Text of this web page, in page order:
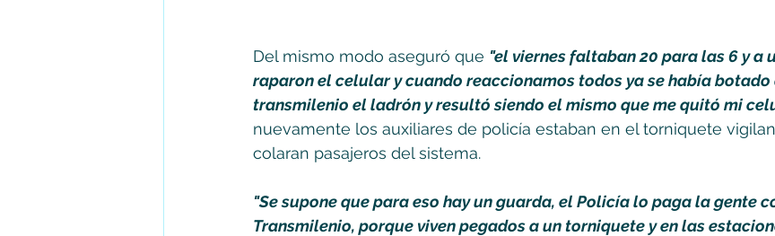
Del mismo modo aseguró que "el viernes faltaban 20 para las 6 y a
raparon el celular y cuando reaccionamos todos ya se había
transmilenio el ladrón y resultó siendo el mismo que me quitó mi
nuevamente los auxiliares de policía estaban en el torniquete
colaran pasajeros del sistema.
"Se supone que para eso hay un guarda, el Policía lo paga la gente
Transmilenio, porque viven pegados a un torniquete y en las